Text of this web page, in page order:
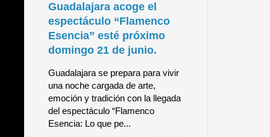
Guadalajara acoge el
espectáculo “Flamenco
Esencia” esté próximo
domingo 21 de junio.
Guadalajara se prepara para vivir
una noche cargada de arte,
emoción y tradición con la llegada
del espectáculo “Flamenco
Esencia: Lo que pe...